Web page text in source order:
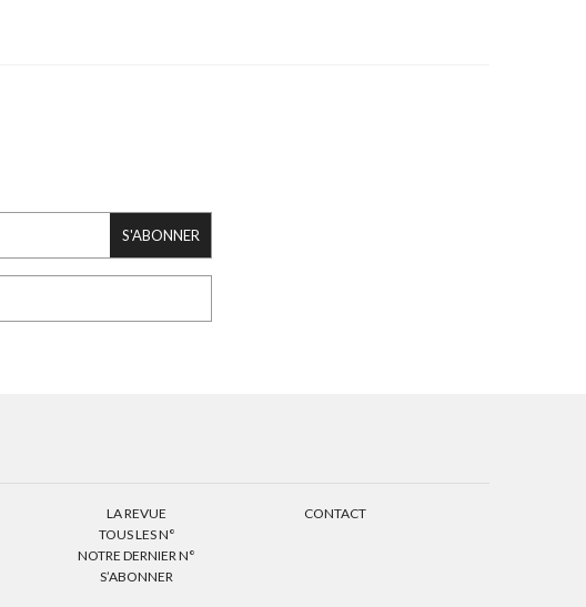
S'ABONNER
LA REVUE
TOUS LES N°
NOTRE DERNIER N°
S’ABONNER
CONTACT